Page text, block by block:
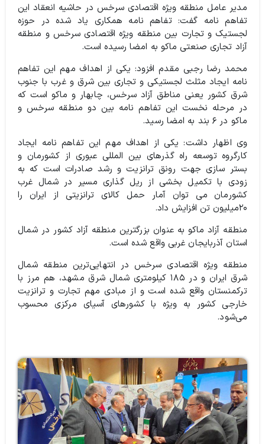
مدیر عامل منطقه ویژه اقتصادی سرخس در حاشیه انعقاد این
تفاهم نامه گفت: تفاهم نامه همکاری یاد شده در حوزه
لجستیک و تجارت بین منطقه ویژه اقتصادی سرخس و منطقه
آزاد تجاری صنعتی ماکو به امضا رسیده است.
محمد رضا رجبی مقدم افزود: یکی از اهداف مهم این تفاهم
نامه ایجاد مثلث لجستیکی و تجاری بین شرق و غرب با جنوب
شرق کشور یعنی مناطق آزاد سرخس، چابهار و ماکو است که
در مرحله نخست این تفاهم نامه بین دو منطقه سرخس و
ماکو در ۶ بند به امضا رسید.
وی اظهار داشت: یکی از اهداف مهم این تفاهم نامه ایجاد
کارگروه توسعه راه گذرهای بین المللی عبوری از کشورمان و
بستر سازی جهت رونق ترانزیت و رشد صادرات است که به
زودی با تکمیل بخشی از ریل گذاری مسیر در شمال غرب
کشورمان می توان آمار حمل کالای ترانزیتی از ایران را
۲۰میلیون تن افزایش داد.
منطقه آزاد ماکو به عنوان بزرگترین منطقه آزاد کشور در شمال
استان آذربایجان غربی واقع شده است.
منطقه ویژه اقتصادی سرخس در انتهایی‌ترین منطقه شمال
شرق ایران و در ۱۸۵ کیلومتری شمال شرق مشهد، هم مرز با
ترکمنستان واقع شده است و از مبادی مهم تجارت و ترانزیت
خارجی کشور به ویژه با کشورهای آسیای مرکزی محسوب
می‌شود.